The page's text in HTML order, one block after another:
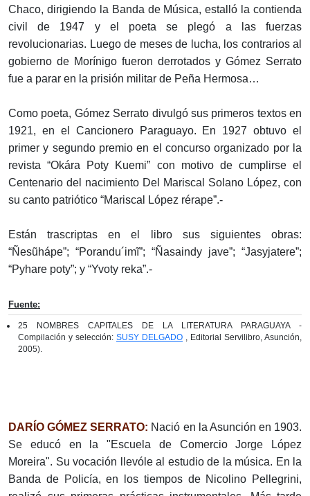
Chaco, dirigiendo la Banda de Música, estalló la contienda
civil de 1947 y el poeta se plegó a las fuerzas
revolucionarias. Luego de meses de lucha, los contrarios al
gobierno de Morínigo fueron derrotados y Gómez Serrato
fue a parar en la prisión militar de Peña Hermosa…
Como poeta, Gómez Serrato divulgó sus primeros textos en
1921, en el Cancionero Paraguayo. En 1927 obtuvo el
primer y segundo premio en el concurso organizado por la
revista “Okára Poty Kuemi” con motivo de cumplirse el
Centenario del nacimiento Del Mariscal Solano López, con
su canto patriótico “Mariscal López rérape”.-
Están trascriptas en el libro sus siguientes obras:
“Ñesũhápe”; “Porandu´imĩ”; “Ñasaindy jave”; “Jasyjatere”;
“Pyhare poty”; y “Yvoty reka”.-
Fuente:
25 NOMBRES CAPITALES DE LA LITERATURA PARAGUAYA -
Compilación y selección: SUSY DELGADO , Editorial Servilibro, Asunción,
2005).
DARÍO GÓMEZ SERRATO: Nació en la Asunción en 1903.
Se educó en la "Escuela de Comercio Jorge López
Moreira". Su vocación llevóle al estudio de la música. En la
Banda de Policía, en los tiempos de Nicolino Pellegrini,